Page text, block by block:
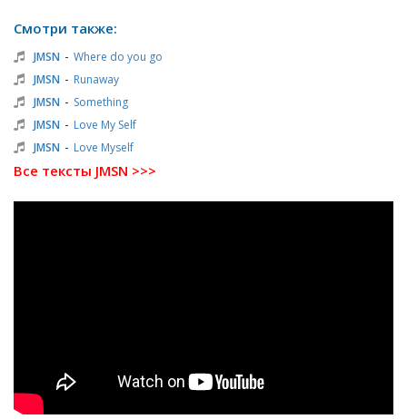
Смотри также:
JMSN - Where do you go
JMSN - Runaway
JMSN - Something
JMSN - Love My Self
JMSN - Love Myself
Все тексты JMSN >>>